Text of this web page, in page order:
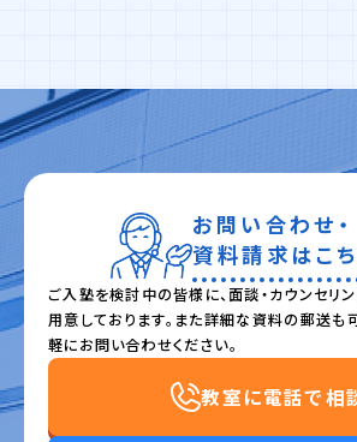
お問い合わせ・
資料請求はこ
ご入塾を検討中の皆様に、面談・カウンセリ
用意しております。また詳細な資料の郵送も
軽にお問い合わせください。
教室に電話で相